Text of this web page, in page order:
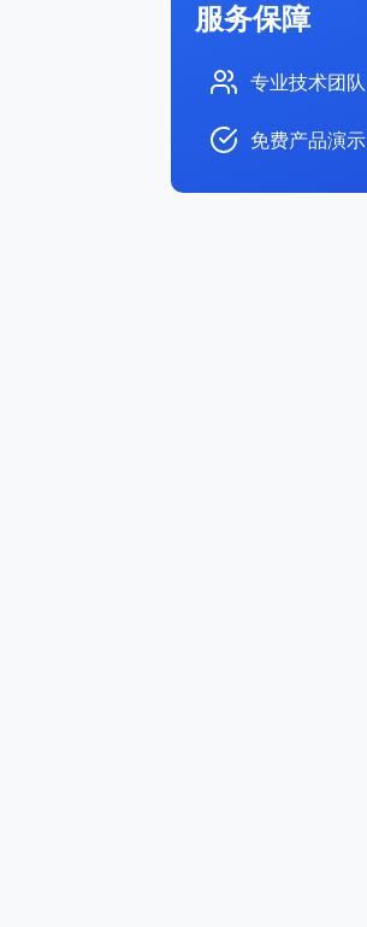
服务保障
专业技术团队
免费产品演示